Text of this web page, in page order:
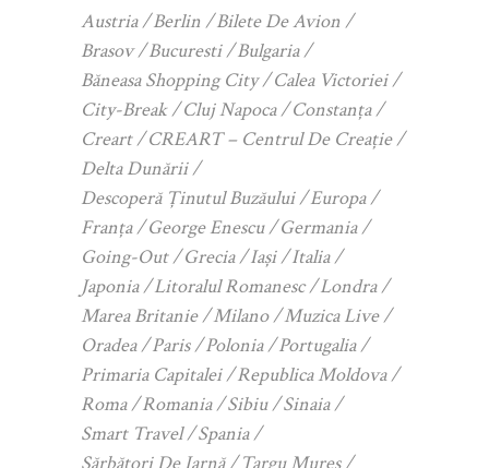
Austria Berlin
Bilete De Avion
Brasov
Bucuresti
Bulgaria
Băneasa Shopping City
Calea Victoriei
City-Break
Cluj Napoca
Constanța
Creart
CREART – Centrul De Creație
Delta Dunării
Descoperă Ținutul Buzăului
Europa
Franța
George Enescu
Germania
Going-Out
Grecia Iași
Italia
Japonia
Litoralul Romanesc
Londra
Marea Britanie
Milano
Muzica Live
Oradea
Paris Polonia
Portugalia
Primaria Capitalei
Republica Moldova
Roma
Romania Sibiu
Sinaia
Smart Travel
Spania